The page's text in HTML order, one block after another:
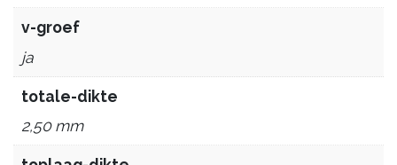
v-groef
ja
totale-dikte
2,50 mm